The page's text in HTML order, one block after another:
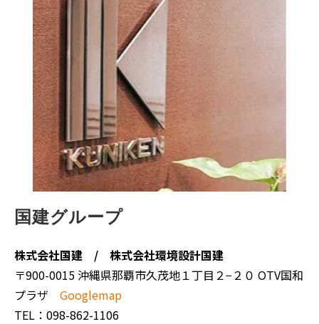
国建グループ
株式会社国建 / 株式会社環境設計国建
〒900-0015 沖縄県那覇市久茂地１丁目２−２０ OTV国和
プラザ Googlemap
TEL：098-862-1106